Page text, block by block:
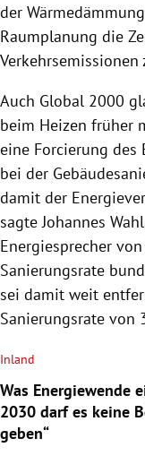
der
Raumplanung die
Verkehrsemissionen
Auch Global 2000
beim Heizen früher
eine Forcierung des
bei der
damit der
sagte Johannes
Energiesprecher
Sanierungsrate
sei damit weit
Sanierungsrate von
Inland
Was Energiewende
2030 darf es keine
geben“